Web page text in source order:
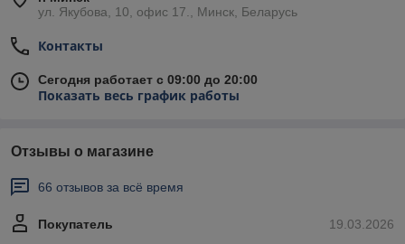
ул. Якубова, 10, офис 17., Минск, Беларусь
Контакты
Сегодня работает с 09:00 до 20:00
Показать весь график работы
Отзывы о магазине
66 отзывов за всё время
19.03.2026
Покупатель